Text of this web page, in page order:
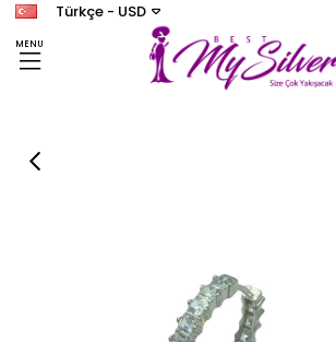
MENU
Türkçe - USD
Kare Taşlı Tamtur Küpe